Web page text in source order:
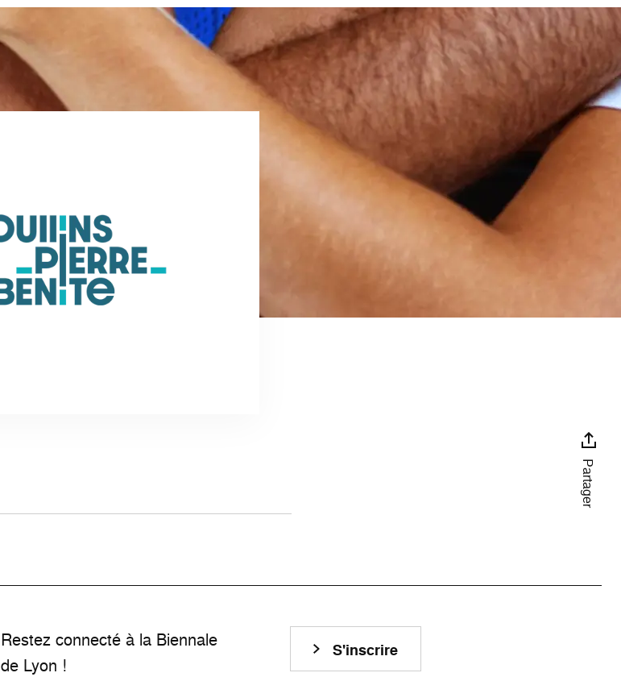
Partager
Restez connecté à la Biennale
de Lyon !
S'inscrire